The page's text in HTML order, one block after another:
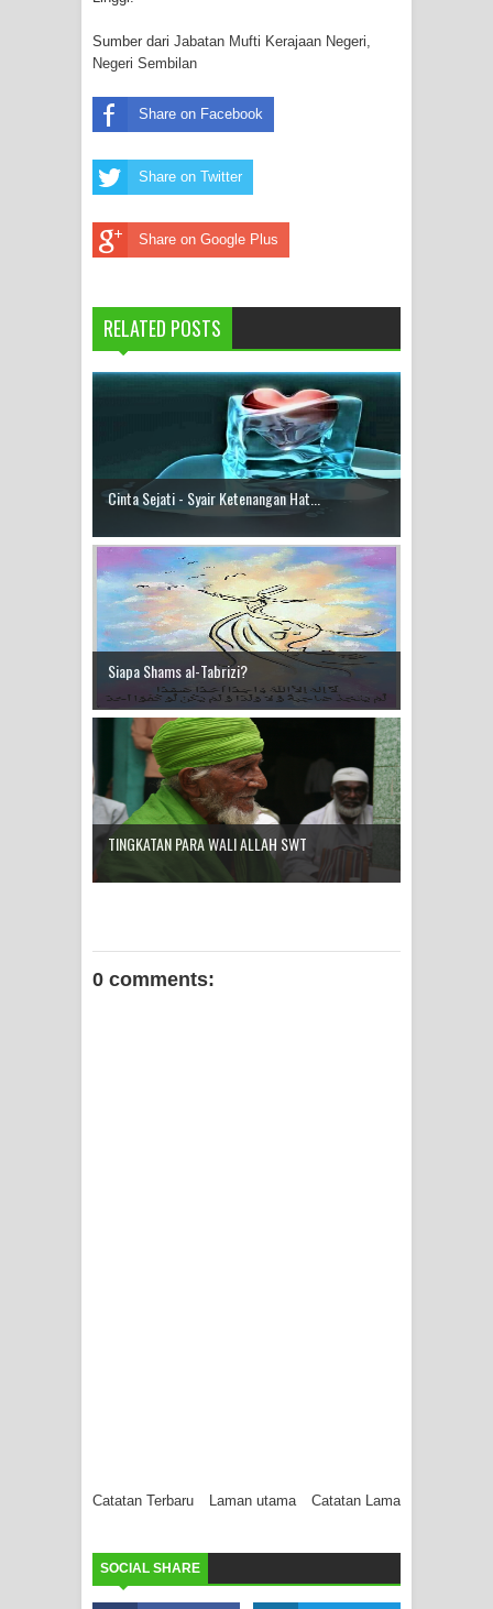
Sumber dari Jabatan Mufti Kerajaan Negeri,
Negeri Sembilan
Share on Facebook
Share on Twitter
Share on Google Plus
RELATED POSTS
Cinta Sejati - Syair Ketenangan Hat...
Siapa Shams al-Tabrizi?
TINGKATAN PARA WALI ALLAH SWT
0 comments:
Catatan Terbaru Catatan Lama
Laman utama
SOCIAL SHARE